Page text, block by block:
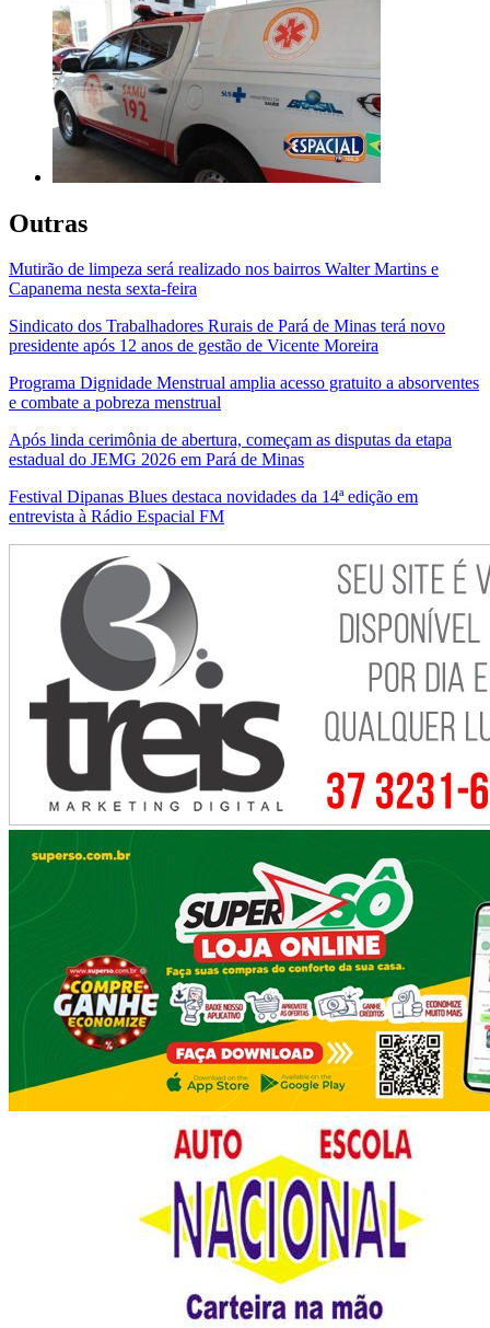
Outras
Mutirão de limpeza será realizado nos bairros Walter Martins e
Capanema nesta sexta-feira
Sindicato dos Trabalhadores Rurais de Pará de Minas terá novo
presidente após 12 anos de gestão de Vicente Moreira
Programa Dignidade Menstrual amplia acesso gratuito a absorventes
e combate a pobreza menstrual
Após linda cerimônia de abertura, começam as disputas da etapa
estadual do JEMG 2026 em Pará de Minas
Festival Dipanas Blues destaca novidades da 14ª edição em
entrevista à Rádio Espacial FM